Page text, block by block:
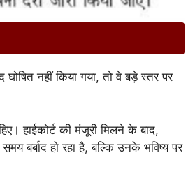
नहीं किया गया, तो वे बड़े स्तर पर
हाईकोर्ट की मंजूरी मिलने के बाद,
बर्बाद हो रहा है, बल्कि उनके भविष्य पर